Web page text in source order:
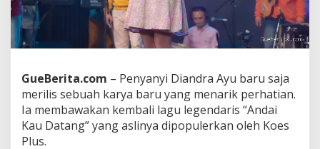
a
n
g
K
a
l
i
D
GueBerita.com – Penyanyi Diandra Ayu baru saja
merilis sebuah karya baru yang menarik perhatian.
Ia membawakan kembali lagu legendaris “Andai
Kau Datang” yang aslinya dipopulerkan oleh Koes
Plus.